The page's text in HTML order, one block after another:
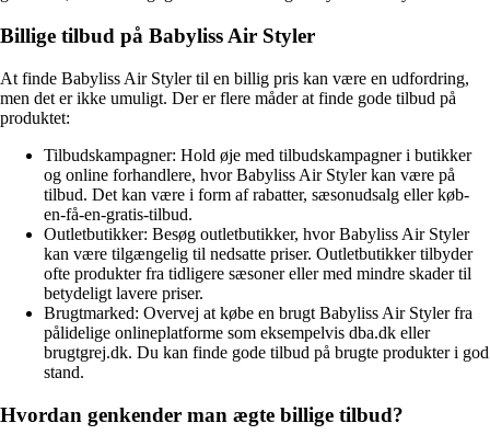
Billige tilbud på Babyliss Air Styler
At finde Babyliss Air Styler til en billig pris kan være en udfordring,
men det er ikke umuligt. Der er flere måder at finde gode tilbud på
produktet:
Tilbudskampagner: Hold øje med tilbudskampagner i butikker
og online forhandlere, hvor Babyliss Air Styler kan være på
tilbud. Det kan være i form af rabatter, sæsonudsalg eller køb-
en-få-en-gratis-tilbud.
Outletbutikker: Besøg outletbutikker, hvor Babyliss Air Styler
kan være tilgængelig til nedsatte priser. Outletbutikker tilbyder
ofte produkter fra tidligere sæsoner eller med mindre skader til
betydeligt lavere priser.
Brugtmarked: Overvej at købe en brugt Babyliss Air Styler fra
pålidelige onlineplatforme som eksempelvis dba.dk eller
brugtgrej.dk. Du kan finde gode tilbud på brugte produkter i god
stand.
Hvordan genkender man ægte billige tilbud?